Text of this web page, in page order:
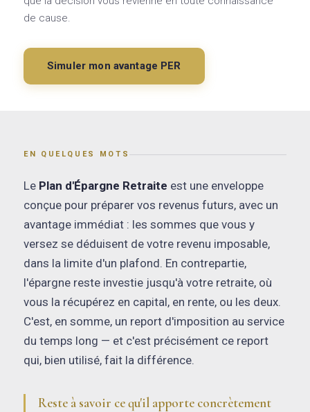
de cause.
Simuler mon avantage PER
EN QUELQUES MOTS
Le Plan d'Épargne Retraite est une enveloppe
conçue pour préparer vos revenus futurs, avec un
avantage immédiat : les sommes que vous y
versez se déduisent de votre revenu imposable,
dans la limite d'un plafond. En contrepartie,
l'épargne reste investie jusqu'à votre retraite, où
vous la récupérez en capital, en rente, ou les deux.
C'est, en somme, un report d'imposition au service
du temps long — et c'est précisément ce report
qui, bien utilisé, fait la différence.
Reste à savoir ce qu'il apporte concrètement